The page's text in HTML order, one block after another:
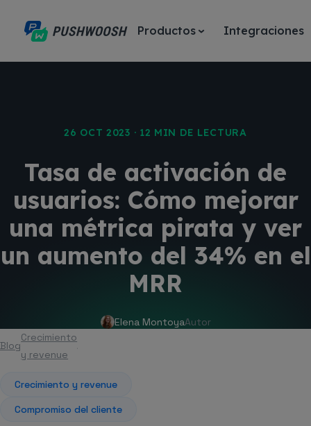
Productos Integraciones
26 OCT 2023 · 12 MIN DE LECTURA
Tasa de activación de
usuarios: Cómo mejorar
una métrica pirata y ver
un aumento del 34% en el
MRR
Elena MontoyaAutor
Blog
Crecimiento
y revenue
Crecimiento y revenue
Compromiso del cliente